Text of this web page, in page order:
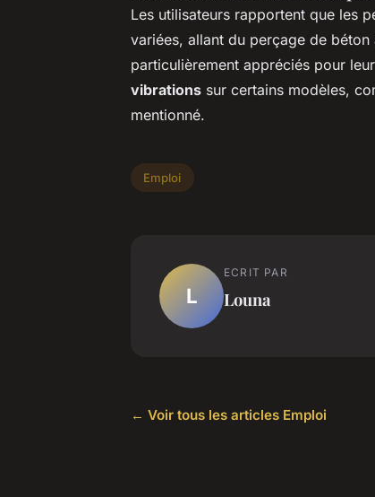
Les utilisateurs rapportent que les
variées, allant du perçage de béton
particulièrement appréciés pour leur
vibrations sur certains modèles,
mentionné.
Emploi
L
ECRIT PAR
Louna
← Voir tous les articles Emploi